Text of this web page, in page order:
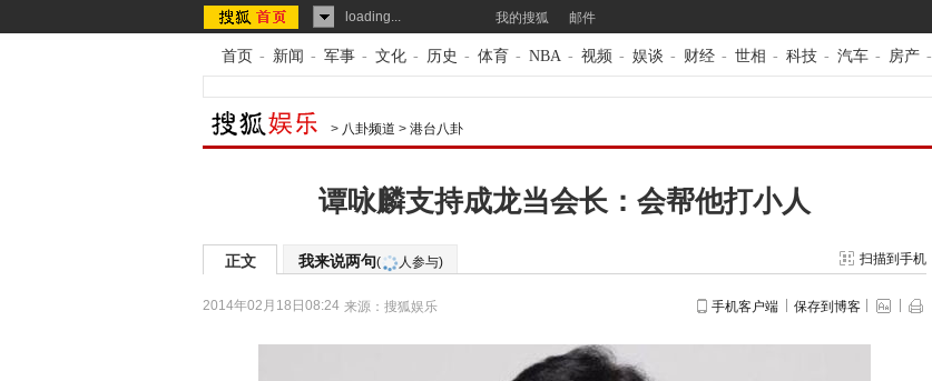
loading... 我的搜狐 邮件
首页 - 新闻 - 军事 - 文化 - 历史 - 体育 - NBA - 视频 - 娱谈 - 财经 - 世相 - 科技 - 汽车 - 房产 -
> 八卦频道 > 港台八卦
谭咏麟支持成龙当会长：会帮他打小人
正文 我来说两句( 人参与) 扫描到手机
2014年02月18日08:24 来源： 搜狐娱乐 手机客户端 保存到博客